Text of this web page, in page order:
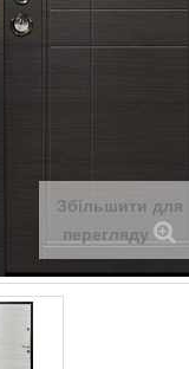
Збільшити для
перегляду